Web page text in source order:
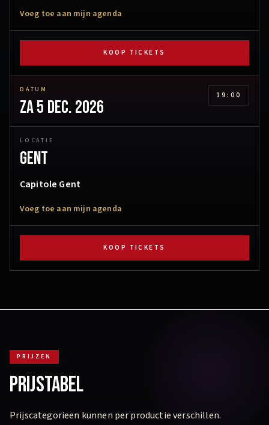
Voeg toe aan mijn agenda
KOOP TICKETS
DATUM
za 5 dec. 2026
19:00
LOCATIE
Gent
Capitole Gent
Voeg toe aan mijn agenda
KOOP TICKETS
PRIJZEN
PRIJSTABEL
Prijscategorieen kunnen per productie verschillen.